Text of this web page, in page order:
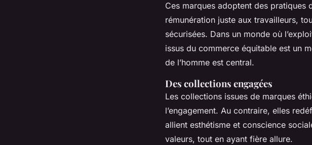
Ces marques adoptent des pratiques
rémunération juste aux travailleurs,
sécurisées. Dans un monde où
issus du commerce équitable est un
de l’homme est central.
Des collections engagées
Les collections issues de marques
l’engagement. Au contraire, elles
allient esthétisme et conscience
valeurs, tout en ayant fière allure.